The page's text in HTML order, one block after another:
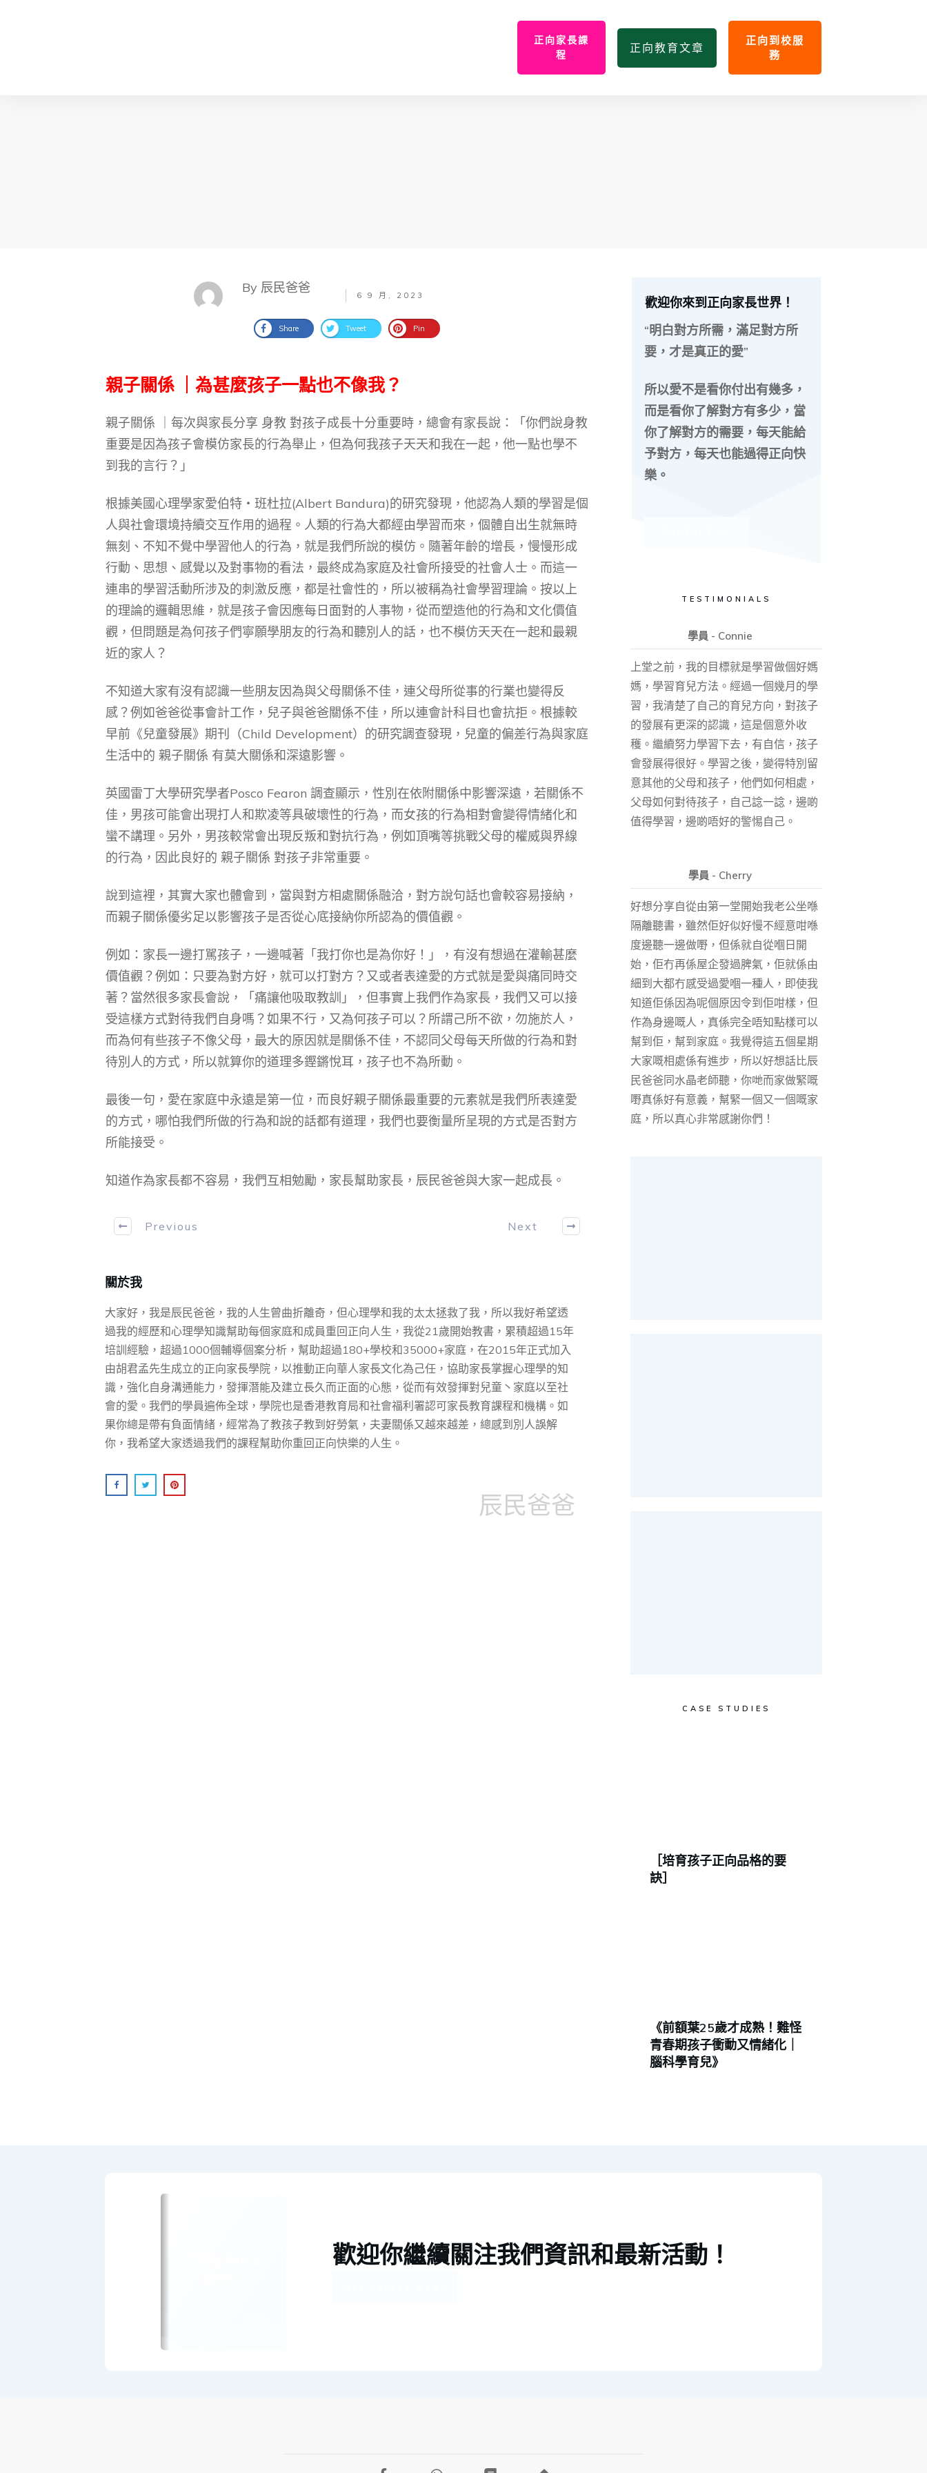
正向家長課
程
正向教育文章
正向到校服
務
By 辰民爸爸 6 9 月, 2023
Share Tweet Pin
親子關係 ｜為甚麼孩子一點也不像我？
親子關係 ｜每次與家長分享 身教 對孩子成長十分重要時，總會有家長說：「你們說身教
重要是因為孩子會模仿家長的行為舉止，但為何我孩子天天和我在一起，他一點也學不
到我的言行？」
根據美國心理學家愛伯特‧班杜拉(Albert Bandura)的研究發現，他認為人類的學習是個
人與社會環境持續交互作用的過程。人類的行為大都經由學習而來，個體自出生就無時
無刻、不知不覺中學習他人的行為，就是我們所說的模仿。隨著年齡的增長，慢慢形成
行動、思想、感覺以及對事物的看法，最終成為家庭及社會所接受的社會人士。而這一
連串的學習活動所涉及的刺激反應，都是社會性的，所以被稱為社會學習理論。按以上
的理論的邏輯思維，就是孩子會因應每日面對的人事物，從而塑造他的行為和文化價值
觀，但問題是為何孩子們寧願學朋友的行為和聽別人的話，也不模仿天天在一起和最親
近的家人？
不知道大家有沒有認識一些朋友因為與父母關係不佳，連父母所從事的行業也變得反
感？例如爸爸從事會計工作，兒子與爸爸關係不佳，所以連會計科目也會抗拒。根據較
早前《兒童發展》期刊（Child Development）的研究調查發現，兒童的偏差行為與家庭
生活中的 親子關係 有莫大關係和深遠影響。
英國雷丁大學研究學者Posco Fearon 調查顯示，性別在依附關係中影響深遠，若關係不
佳，男孩可能會出現打人和欺凌等具破壞性的行為，而女孩的行為相對會變得情緒化和
蠻不講理。另外，男孩較常會出現反叛和對抗行為，例如頂嘴等挑戰父母的權威與界線
的行為，因此良好的 親子關係 對孩子非常重要。
說到這裡，其實大家也體會到，當與對方相處關係融洽，對方說句話也會較容易接納，
而親子關係優劣足以影響孩子是否從心底接納你所認為的價值觀。
例如：家長一邊打駡孩子，一邊喊著「我打你也是為你好！」，有沒有想過在灌輸甚麼
價值觀？例如：只要為對方好，就可以打對方？又或者表達愛的方式就是愛與痛同時交
著？當然很多家長會說，「痛讓他吸取教訓」，但事實上我們作為家長，我們又可以接
受這樣方式對待我們自身嗎？如果不行，又為何孩子可以？所謂己所不欲，勿施於人，
而為何有些孩子不像父母，最大的原因就是關係不佳，不認同父母每天所做的行為和對
待別人的方式，所以就算你的道理多鏗鏘悅耳，孩子也不為所動。
最後一句，愛在家庭中永遠是第一位，而良好親子關係最重要的元素就是我們所表達愛
的方式，哪怕我們所做的行為和說的話都有道理，我們也要衡量所呈現的方式是否對方
所能接受。
知道作為家長都不容易，我們互相勉勵，家長幫助家長，辰民爸爸與大家一起成長。
Previous Next
關於我
大家好，我是辰民爸爸，我的人生曾曲折離奇，但心理學和我的太太拯救了我，所以我好希望透
過我的經歷和心理學知識幫助每個家庭和成員重回正向人生，我從21歲開始教書，累積超過15年
培訓經驗，超過1000個輔導個案分析，幫助超過180+學校和35000+家庭，在2015年正式加入
由胡君孟先⽣成⽴的正向家⻑學院，以推動正向華⼈家⻑⽂化為⼰任，協助家⻑掌握⼼理學的知
識，強化⾃身溝通能⼒，發揮潛能及建⽴⻑久⽽正⾯的⼼態，從而有效發揮對兒童丶家庭以至社
會的愛。我們的學員遍佈全球，學院也是香港教育局和社會福利署認可家長教育課程和機構。如
果你總是帶有負面情緒，經常為了教孩子教到好勞氣，夫妻關係又越來越差，總感到別人誤解
你，我希望大家透過我們的課程幫助你重回正向快樂的人生。
辰民爸爸
歡迎你來到正向家長世界！
“明白對方所需，滿足對方所
要，才是真正的愛”
所以愛不是看你付出有幾多，
而是看你了解對方有多少，當
你了解對方的需要，每天能給
予對方，每天也能過得正向快
樂。
TESTIMONIALS
學員 - Connie
上堂之前，我的目標就是學習做個好媽
媽，學習育兒方法。經過一個幾月的學
習，我清楚了自己的育兒方向，對孩子
的發展有更深的認識，這是個意外收
穫。繼續努力學習下去，有自信，孩子
會發展得很好。學習之後，變得特別留
意其他的父母和孩子，他們如何相處，
父母如何對待孩子，自己諗一諗，邊啲
值得學習，邊啲唔好的警惕自己。
學員 - Cherry
好想分享自從由第一堂開始我老公坐喺
隔離聽書，雖然佢好似好慢不經意咁喺
度邊聽一邊做嘢，但係就自從嗰日開
始，佢冇再係屋企發過脾氣，佢就係由
細到大都冇感受過愛嗰一種人，即使我
知道佢係因為呢個原因令到佢咁樣，但
作為身邊嘅人，真係完全唔知點樣可以
幫到佢，幫到家庭。我覺得這五個星期
大家嘅相處係有進步，所以好想話比辰
民爸爸同水晶老師聽，你哋而家做緊嘅
嘢真係好有意義，幫緊一個又一個嘅家
庭，所以真心非常感謝你們！
CASE STUDIES
［培育孩子正向品格的要
訣］
《前額葉25歲才成熟！難怪
青春期孩子衝動又情緒化｜
腦科學育兒》
歡迎你繼續關注我們資訊和最新活動！